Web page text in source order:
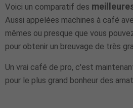
Voici un comparatif des
Aussi appelées machines à café
mêmes ou presque que vous
pour obtenir un breuvage de très
Un vrai café de pro, c'est
pour le plus grand bonheur des